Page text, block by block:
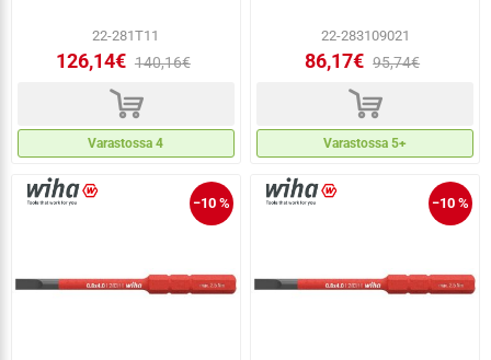
22-281T11
126,14€ 140,16€
d
Varastossa 4
22-283109021
86,17€ 95,74€
d
Varastossa 5+
−10 % −10 %